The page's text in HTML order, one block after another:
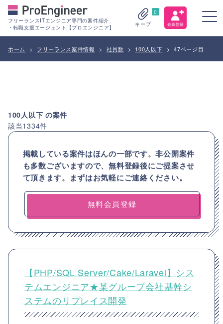
フリーランスITエンジニア専門の案件紹介
・転職支援エージェント【プロエンジニア】
0
キープ
ホーム > フリーランス案件情報 > 社員数 > 100人以下 > 47ページ目
100人以下 の案件
該当1334件
掲載している案件はほんの一部です。非公開案件
も多数ございますので、無料登録後にご提案させ
て頂きます。まずはお気軽にご連絡ください。
無料会員登録
【PHP/SQL Server/Cake/Laravel】シス
テムエンジニア★某グループ会社基幹シ
ステムのリプレイス開発